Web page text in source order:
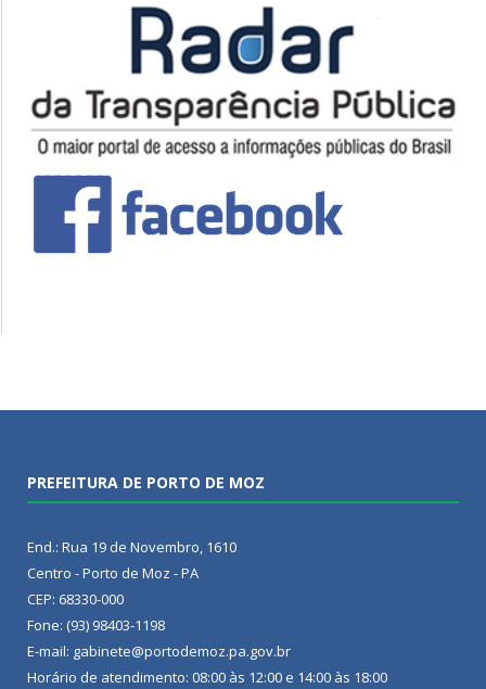
PREFEITURA DE PORTO DE MOZ
End.: Rua 19 de Novembro, 1610
Centro - Porto de Moz - PA
CEP: 68330-000
Fone: (93) 98403-1198
E-mail: gabinete@portodemoz.pa.gov.br
Horário de atendimento: 08:00 às 12:00 e 14:00 às 18:00